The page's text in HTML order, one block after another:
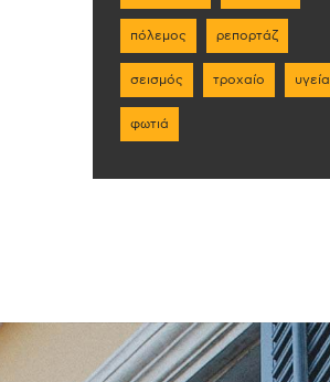
πόλεμος ρεπορτάζ
σεισμός τροχαίο υγεία
φωτιά